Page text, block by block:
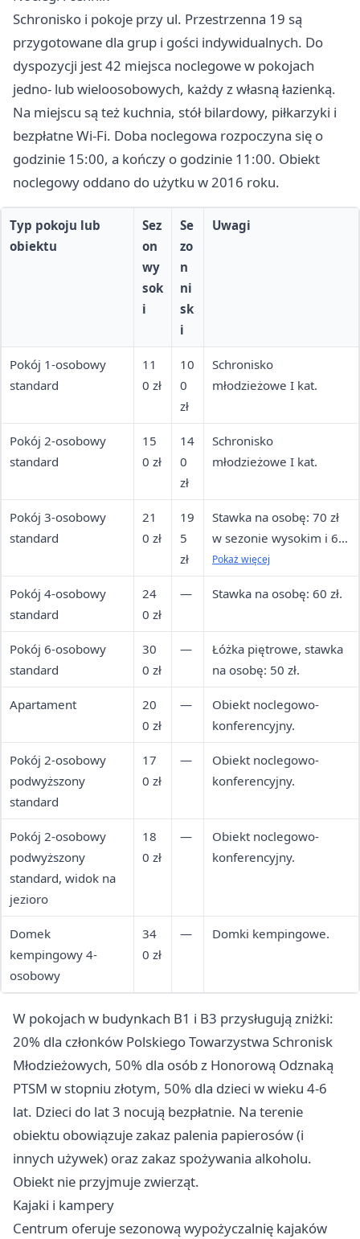
Schronisko i pokoje przy ul. Przestrzenna 19 są
przygotowane dla grup i gości indywidualnych. Do
dyspozycji jest 42 miejsca noclegowe w pokojach
jedno- lub wieloosobowych, każdy z własną łazienką.
Na miejscu są też kuchnia, stół bilardowy, piłkarzyki i
bezpłatne Wi-Fi. Doba noclegowa rozpoczyna się o
godzinie 15:00, a kończy o godzinie 11:00. Obiekt
noclegowy oddano do użytku w 2016 roku.
Typ pokoju lub
obiektu
Sez
on
wy
sok
i
Se
zo
n
ni
sk
i
Uwagi
Pokój 1-osobowy
standard
11
0 zł
10
0
zł
Schronisko
młodzieżowe I kat.
Pokój 2-osobowy
standard
15
0 zł
14
0
zł
Schronisko
młodzieżowe I kat.
Pokój 3-osobowy
standard
21
0 zł
19
5
zł
Stawka na osobę: 70 zł
w sezonie wysokim i 65
zł w sezonie niskim.
Pokaż więcej
Pokój 4-osobowy
standard
24
0 zł
— Stawka na osobę: 60 zł.
Pokój 6-osobowy
standard
30
0 zł
—
Łóżka piętrowe, stawka
na osobę: 50 zł.
Apartament
20
0 zł
—
Obiekt noclegowo-
konferencyjny.
Pokój 2-osobowy
podwyższony
standard
17
0 zł
—
Obiekt noclegowo-
konferencyjny.
Pokój 2-osobowy
podwyższony
standard, widok na
jezioro
18
0 zł
—
Obiekt noclegowo-
konferencyjny.
Domek
kempingowy 4-
osobowy
34
0 zł
— Domki kempingowe.
W pokojach w budynkach B1 i B3 przysługują zniżki:
20% dla członków Polskiego Towarzystwa Schronisk
Młodzieżowych, 50% dla osób z Honorową Odznaką
PTSM w stopniu złotym, 50% dla dzieci w wieku 4-6
lat. Dzieci do lat 3 nocują bezpłatnie. Na terenie
obiektu obowiązuje zakaz palenia papierosów (i
innych używek) oraz zakaz spożywania alkoholu.
Obiekt nie przyjmuje zwierząt.
Kajaki i kampery
Centrum oferuje sezonową wypożyczalnię kajaków